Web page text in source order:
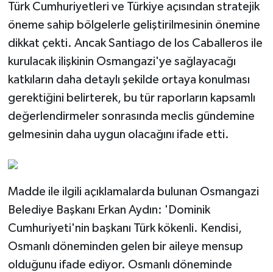
Türk Cumhuriyetleri ve Türkiye açısından stratejik
öneme sahip bölgelerle geliştirilmesinin önemine
dikkat çekti. Ancak Santiago de los Caballeros ile
kurulacak ilişkinin Osmangazi'ye sağlayacağı
katkıların daha detaylı şekilde ortaya konulması
gerektiğini belirterek, bu tür raporların kapsamlı
değerlendirmeler sonrasında meclis gündemine
gelmesinin daha uygun olacağını ifade etti.
Madde ile ilgili açıklamalarda bulunan Osmangazi
Belediye Başkanı Erkan Aydın: 'Dominik
Cumhuriyeti'nin başkanı Türk kökenli. Kendisi,
Osmanlı döneminden gelen bir aileye mensup
olduğunu ifade ediyor. Osmanlı döneminde